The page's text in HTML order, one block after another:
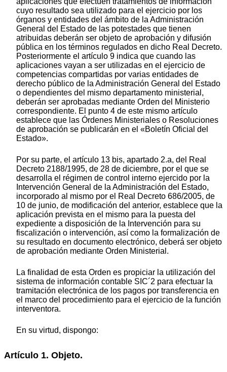
cuyo resultado sea utilizado para el ejercicio por los
órganos y entidades del ámbito de la Administración
General del Estado de las potestades que tienen
atribuidas deberán ser objeto de aprobación y difusión
pública en los términos regulados en dicho Real Decreto.
Posteriormente el artículo 9 indica que cuando las
aplicaciones vayan a ser utilizadas en el ejercicio de
competencias compartidas por varias entidades de
derecho público de la Administración General del Estado
o dependientes del mismo departamento ministerial,
deberán ser aprobadas mediante Orden del Ministerio
correspondiente. El punto 4 de este mismo artículo
establece que las Órdenes Ministeriales o Resoluciones
de aprobación se publicarán en el «Boletín Oficial del
Estado».
Por su parte, el artículo 13 bis, apartado 2.a, del Real
Decreto 2188/1995, de 28 de diciembre, por el que se
desarrolla el régimen de control interno ejercido por la
Intervención General de la Administración del Estado,
incorporado al mismo por el Real Decreto 686/2005, de
10 de junio, de modificación del anterior, establece que la
aplicación prevista en el mismo para la puesta del
expediente a disposición de la Intervención para su
fiscalización o intervención, así como la formalización de
su resultado en documento electrónico, deberá ser objeto
de aprobación mediante Orden Ministerial.
La finalidad de esta Orden es propiciar la utilización del
sistema de información contable SIC´2 para efectuar la
tramitación electrónica de los pagos por transferencia en
el marco del procedimiento para el ejercicio de la función
interventora.
En su virtud, dispongo:
Artículo 1. Objeto.